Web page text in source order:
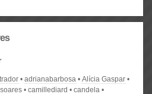
adrianabarbosa
Alícia Gaspar
camillediard candela